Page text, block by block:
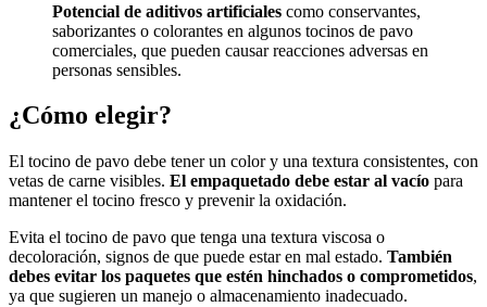
Potencial de aditivos artificiales como conservantes,
saborizantes o colorantes en algunos tocinos de pavo
comerciales, que pueden causar reacciones adversas en
personas sensibles.
¿Cómo elegir?
El tocino de pavo debe tener un color y una textura consistentes, con
vetas de carne visibles. El empaquetado debe estar al vacío para
mantener el tocino fresco y prevenir la oxidación.
Evita el tocino de pavo que tenga una textura viscosa o
decoloración, signos de que puede estar en mal estado. También
debes evitar los paquetes que estén hinchados o comprometidos,
ya que sugieren un manejo o almacenamiento inadecuado.